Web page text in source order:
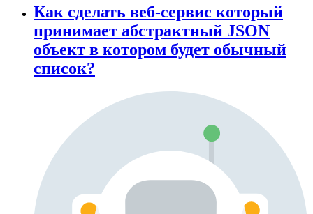
Как сделать веб-сервис который
принимает абстрактный JSON
объект в котором будет обычный
список?